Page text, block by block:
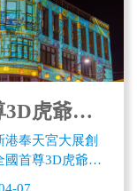
首尊3D虎爺現身新港奉天宮 與媽祖遶境信徒共同祈福
港奉天宮大展創
國首尊3D虎爺現
07